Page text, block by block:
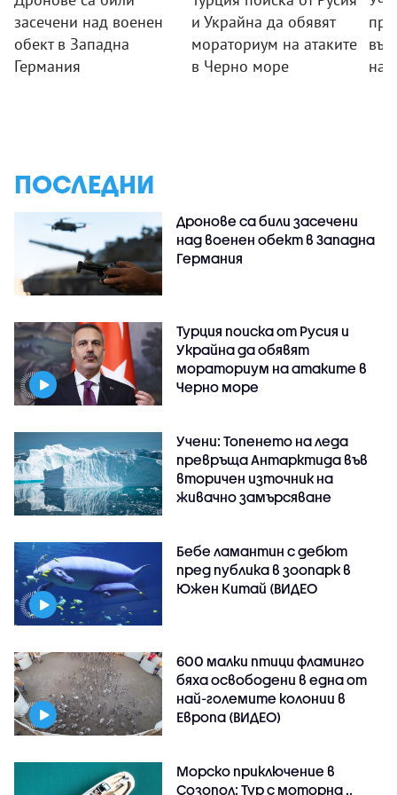
засечени над военен
обект в Западна
Германия
и Украйна да обявят
мораториум на атаките
в Черно море
на
ПОСЛЕДНИ
Дронове са били засечени
над военен обект в Западна
Германия
Турция поиска от Русия и
Украйна да обявят
мораториум на атаките в
Черно море
Учени: Топенето на леда
превръща Антарктида във
вторичен източник на
живачно замърсяване
Бебе ламантин с дебют
пред публика в зоопарк в
Южен Китай (ВИДЕО
600 малки птици фламинго
бяха освободени в една от
най-големите колонии в
Европа (ВИДЕО)
Морско приключение в
Созопол: Тур с моторна ..